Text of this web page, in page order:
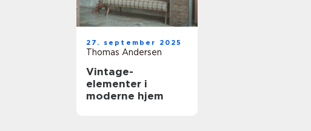
27. september 2025
Thomas Andersen
Vintage-
elementer i
moderne hjem